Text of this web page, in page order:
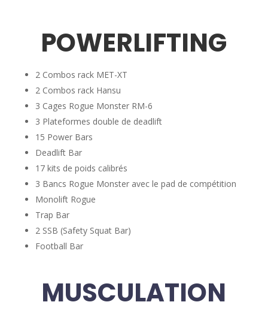
POWERLIFTING
2 Combos rack MET-XT
2 Combos rack Hansu
3 Cages Rogue Monster RM-6
3 Plateformes double de deadlift
15 Power Bars
Deadlift Bar
17 kits de poids calibrés
3 Bancs Rogue Monster avec le pad de compétition
Monolift Rogue
Trap Bar
2 SSB (Safety Squat Bar)
Football Bar
MUSCULATION